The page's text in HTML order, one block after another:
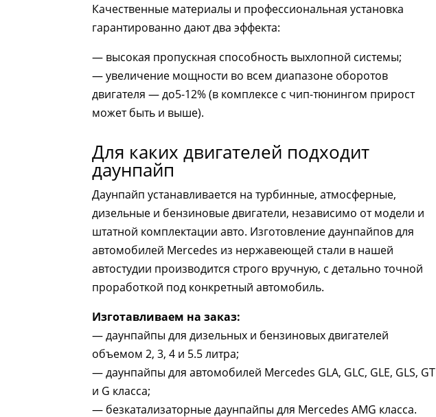
Качественные материалы и профессиональная установка
гарантированно дают два эффекта:
— высокая пропускная способность выхлопной системы;
— увеличение мощности во всем диапазоне оборотов
двигателя — до5-12% (в комплексе с чип-тюнингом прирост
может быть и выше).
Для каких двигателей подходит
даунпайп
Даунпайп устанавливается на турбинные, атмосферные,
дизельные и бензиновые двигатели, независимо от модели и
штатной комплектации авто. Изготовление даунпайпов для
автомобилей Mercedes из нержавеющей стали в нашей
автостудии производится строго вручную, с детально точной
проработкой под конкретный автомобиль.
Изготавливаем на заказ:
— даунпайпы для дизельных и бензиновых двигателей
объемом 2, 3, 4 и 5.5 литра;
— даунпайпы для автомобилей Mercedes GLA, GLC, GLE, GLS, GT
и G класса;
— безкатализаторные даунпайпы для Mercedes AMG класса.